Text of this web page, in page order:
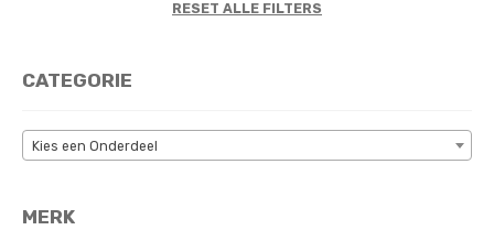
CONTACT
MIJN ACCOUNT
RESET ALLE FILTERS
CATEGORIE
Kies een Onderdeel
MERK